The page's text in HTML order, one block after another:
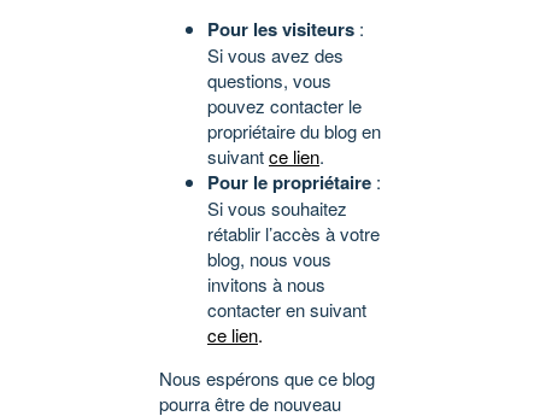
Pour les visiteurs :
Si vous avez des
questions, vous
pouvez contacter le
propriétaire du blog en
suivantce lien.
Pour le propriétaire :
Si vous souhaitez
rétablir l’accès à votre
blog, nous vous
invitons à nous
contacter en suivant
ce lien.
Nous espérons que ce blog
pourra être de nouveau